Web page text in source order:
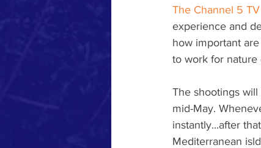
The Channel 5
experience and
how important
to work for nature
The shootings
mid-May.
instantly...after
Mediterranean